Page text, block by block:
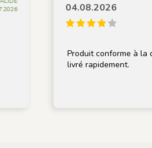
04.08.2026
Produit conforme à la
livré rapidement.